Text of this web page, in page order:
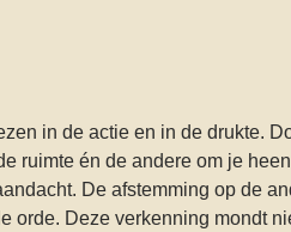
in de actie en in de drukte.
ruimte én de andere om je
De afstemming op de
orde. Deze verkenning mondt